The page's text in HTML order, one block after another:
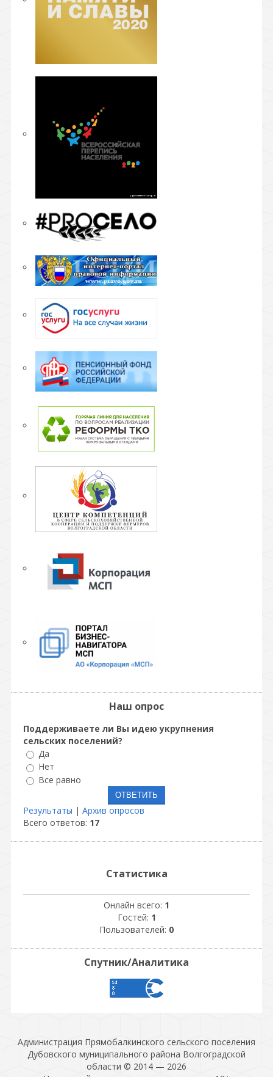
Наш опрос
Поддерживаете ли Вы идею укрупнения
сельских поселений?
Да
Нет
Все равно
Результаты | Архив опросов
Всего ответов: 17
Статистика
Онлайн всего: 1
Гостей: 1
Пользователей: 0
Спутник/Аналитика
Администрация Прямобалкинского сельского поселения
Дубовского муниципального района Волгоградской
области © 2014 — 2026